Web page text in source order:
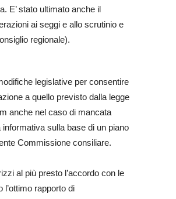
E’ stato ultimato anche il
ai seggi e allo scrutinio e
regionale).
legislative per consentire
a quello previsto dalla legge
anche nel caso di mancata
informativa sulla base di un piano
Commissione consiliare.
al più presto l’accordo con le
rapporto di